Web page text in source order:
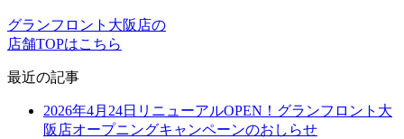
グランフロント大阪店の
店舗TOPはこちら
最近の記事
2026年4月24日リニューアルOPEN！グランフロント大
阪店オープニングキャンペーンのおしらせ